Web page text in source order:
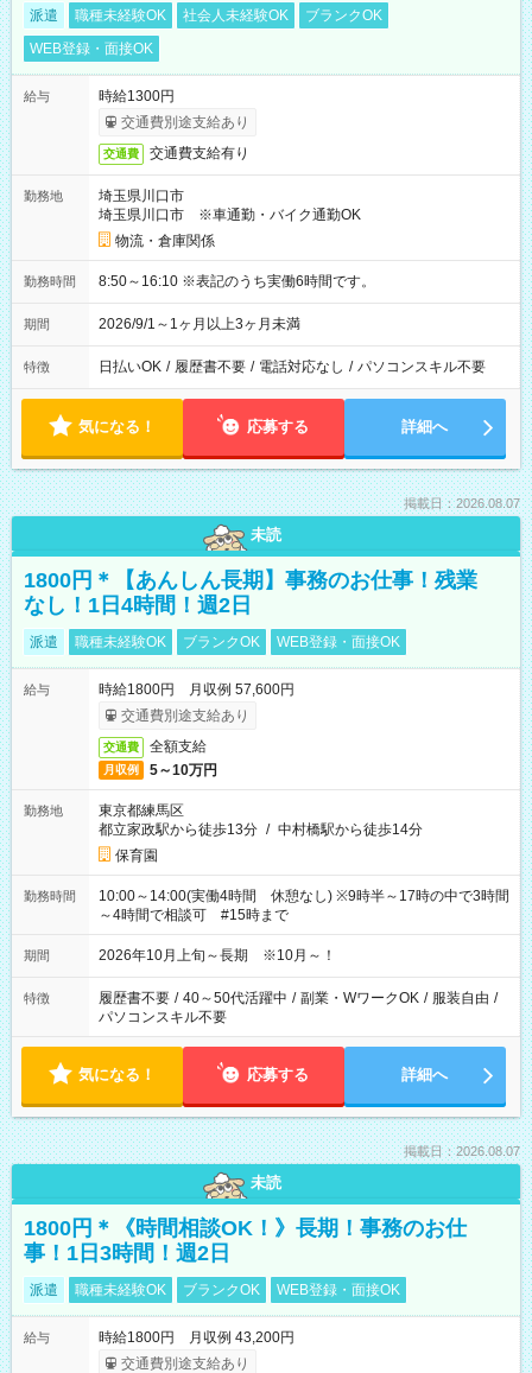
派遣 職種未経験OK 社会人未経験OK
ブランクOK
WEB登録・面接OK
給与
時給1300円
交通費別途支給あり
交通費 交通費支給有り
勤務地
埼玉県川口市
埼玉県川口市 ※車通勤・バイク通勤OK
物流・倉庫関係
勤務時間 8:50～16:10 ※表記のうち実働6時間です。
期間 2026/9/1～1ヶ月以上3ヶ月未満
特徴 日払いOK / 履歴書不要 / 電話対応なし / パソコンスキル不要
気になる！ 応募する 詳細へ
掲載日：2026.08.07
未読
1800円＊【あんしん長期】事務のお仕事！残業
なし！1日4時間！週2日
派遣 職種未経験OK ブランクOK WEB登録・面接OK
給与
時給1800円 月収例 57,600円
交通費別途支給あり
交通費 全額支給
月収例 5～10万円
勤務地
東京都練馬区
都立家政駅から徒歩13分 / 中村橋駅から徒歩14分
保育園
勤務時間
10:00～14:00(実働4時間 休憩なし) ※9時半～17時の中で3時間
～4時間で相談可 #15時まで
期間 2026年10月上旬～長期 ※10月～！
特徴 履歴書不要 / 40～50代活躍中 / 副業・WワークOK / 服装自由 /
パソコンスキル不要
気になる！ 応募する 詳細へ
掲載日：2026.08.07
未読
1800円＊《時間相談OK！》長期！事務のお仕
事！1日3時間！週2日
派遣 職種未経験OK ブランクOK WEB登録・面接OK
給与
時給1800円 月収例 43,200円
交通費別途支給あり